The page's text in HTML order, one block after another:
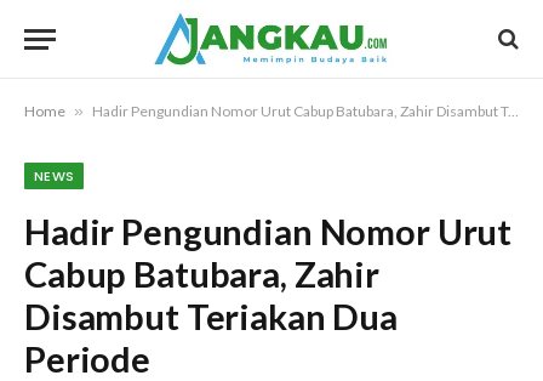
Home » Hadir Pengundian Nomor Urut Cabup Batubara, Zahir Disambut Teriakan Dua Periode
NEWS
Hadir Pengundian Nomor Urut
Cabup Batubara, Zahir
Disambut Teriakan Dua
Periode